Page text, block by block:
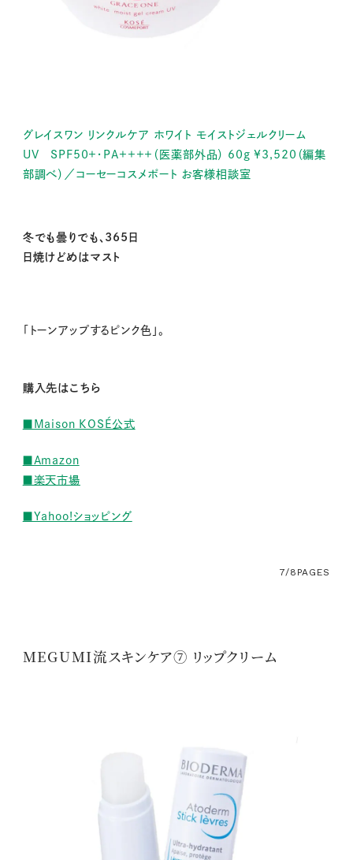
グレイスワン リンクルケア ホワイト モイストジェルクリーム
UV SPF50+・PA++++（医薬部外品） 60g ¥3,520（編集
部調べ）／コーセーコスメポート お客様相談室
冬でも曇りでも、365日
日焼けどめはマスト
「トーンアップするピンク色」。
購入先はこちら
■Maison KOSÉ公式
■Amazon
■楽天市場
■Yahoo!ショッピング
7/8 PAGES
MEGUMI流スキンケア⑦ リップクリーム